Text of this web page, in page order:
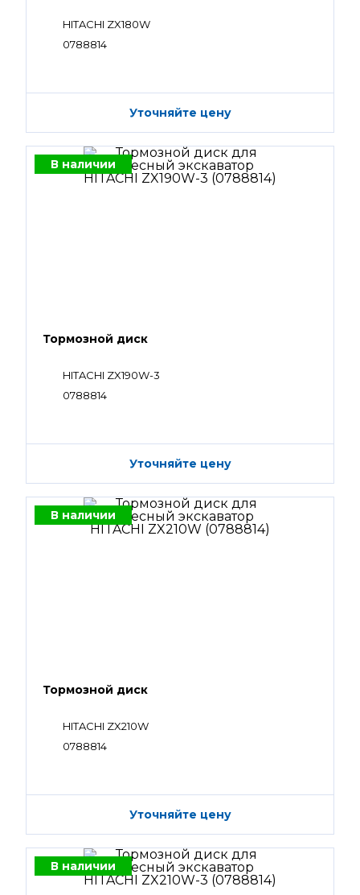
HITACHI ZX180W
0788814
Уточняйте цену
В наличии
Тормозной диск
HITACHI ZX190W-3
0788814
Уточняйте цену
В наличии
Тормозной диск
HITACHI ZX210W
0788814
Уточняйте цену
В наличии